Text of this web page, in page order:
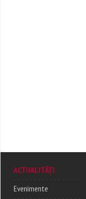
ACTUALITĂȚI
Evenimente